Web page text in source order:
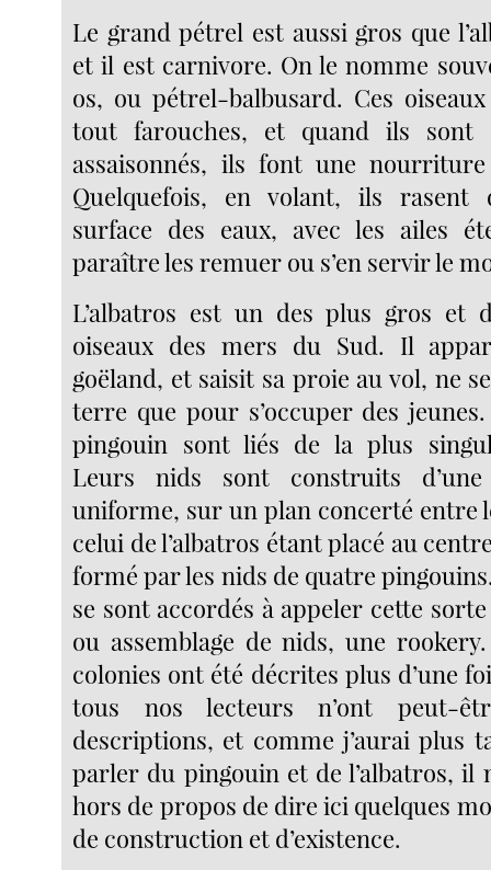
Le grand pétrel est aussi gros que
et il est carnivore. On le nomme
os, ou pétrel-balbusard. Ces
tout farouches, et quand ils sont
assaisonnés, ils font une nourriture
Quelquefois, en volant, ils
surface des eaux, avec les ailes
paraître les remuer ou s’en servir le
L’albatros est un des plus gros et
oiseaux des mers du Sud. Il
goëland, et saisit sa proie au vol, ne
terre que pour s’occuper des
pingouin sont liés de la plus
Leurs nids sont construits
uniforme, sur un plan concerté entre
celui de l’albatros étant placé au
formé par les nids de quatre
se sont accordés à appeler cette sorte
ou assemblage de nids, une
colonies ont été décrites plus d’une
tous nos lecteurs n’ont peut-
descriptions, et comme j’aurai plus
parler du pingouin et de l’albatros, il
hors de propos de dire ici quelques
de construction et d’existence.